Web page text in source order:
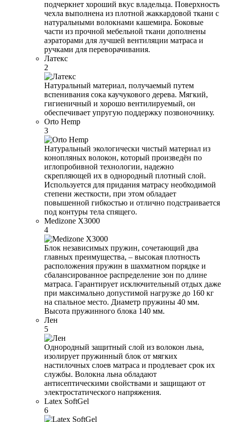
подчеркнет хороший вкус владельца. Поверхность
чехла выполнена из плотной жаккардовой ткани с
натуральными волокнами кашемира. Боковые
части из прочной мебельной ткани дополнены
аэраторами для лучшей вентиляции матраса и
ручками для переворачивания.
Латекс
2
Натуральный материал, получаемый путем
вспенивания сока каучукового дерева. Мягкий,
гигиеничный и хорошо вентилируемый, он
обеспечивает упругую поддержку позвоночнику.
Orto Hemp
3
Натуральный экологически чистый материал из
конопляных волокон, который произведён по
иглопробивной технологии, надежно
скрепляющей их в однородный плотный слой.
Используется для придания матрасу необходимой
степени жесткости, при этом обладает
повышенной гибкостью и отлично подстраивается
под контуры тела спящего.
Medizone X3000
4
Блок независимых пружин, сочетающий два
главных преимущества, – высокая плотность
расположения пружин в шахматном порядке и
сбалансированное распределение зон по длине
матраса. Гарантирует исключительный отдых даже
при максимально допустимой нагрузке до 160 кг
на спальное место. Диаметр пружины 40 мм.
Высота пружинного блока 140 мм.
Лен
5
Однородный защитный слой из волокон льна,
изолирует пружинный блок от мягких
настилочных слоев матраса и продлевает срок их
службы. Волокна льна обладают
антисептическими свойствами и защищают от
электростатического напряжения.
Latex SoftGel
6